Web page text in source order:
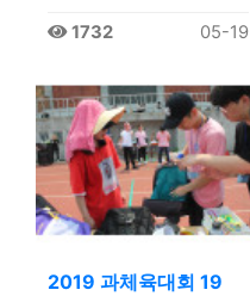
1732 05-19
2019 과체육대회 19